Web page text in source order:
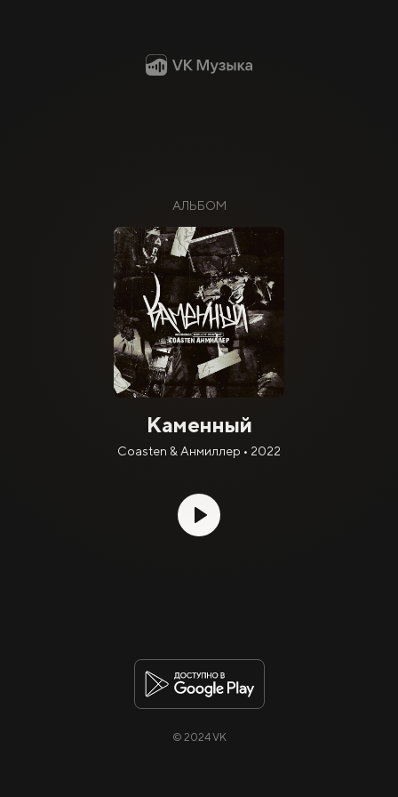
АЛЬБОМ
Каменный
Coasten & Анмиллер • 2022
© 2024 VK